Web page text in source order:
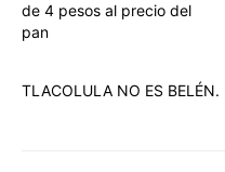
de 4 pesos al precio del
pan
TLACOLULA NO ES BELÉN.